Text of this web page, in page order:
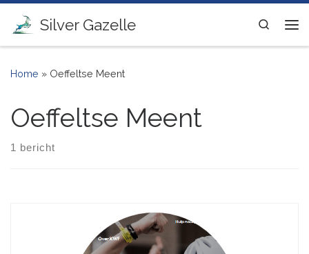
Ga naar inhoud
Silver Gazelle
Search
Home » Oeffeltse Meent
Oeffeltse Meent
1 bericht